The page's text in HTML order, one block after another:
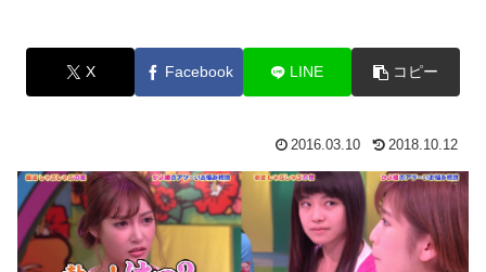
X Facebook LINE コピー
2016.03.10 2018.10.12